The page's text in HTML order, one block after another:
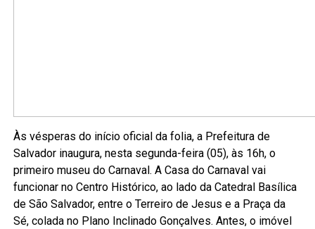
Às vésperas do início oficial da folia, a Prefeitura de
Salvador inaugura, nesta segunda-feira (05), às 16h, o
primeiro museu do Carnaval. A Casa do Carnaval vai
funcionar no Centro Histórico, ao lado da Catedral Basílica
de São Salvador, entre o Terreiro de Jesus e a Praça da
Sé, colada no Plano Inclinado Gonçalves. Antes, o imóvel